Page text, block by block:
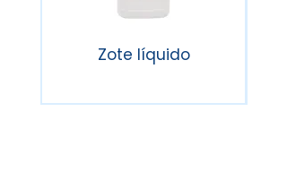
Zote líquido